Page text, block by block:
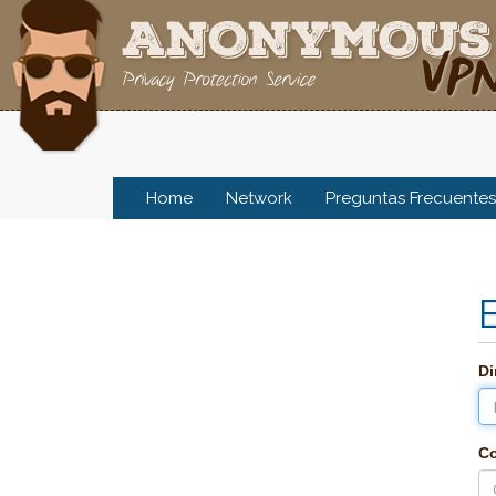
Home Network Preguntas